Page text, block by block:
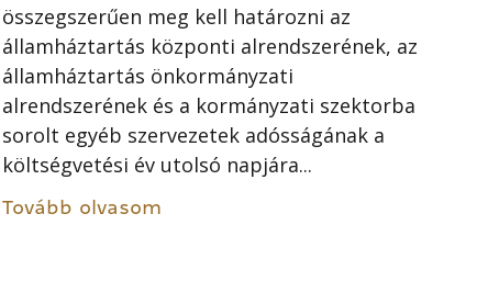
összegszerűen meg kell határozni az
államháztartás központi alrendszerének, az
államháztartás önkormányzati
alrendszerének és a kormányzati szektorba
sorolt egyéb szervezetek adósságának a
költségvetési év utolsó napjára...
Tovább olvasom